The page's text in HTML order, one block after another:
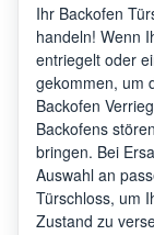
Ihr Backofen
handeln! Wenn
entriegelt oder
gekommen, um
Backofen
Backofens
bringen. Bei
Auswahl an
Türschloss, um
Zustand zu